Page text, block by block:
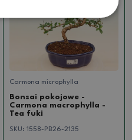
Carmona microphylla
Bonsai pokojowe -
Carmona macrophylla -
Tea fuki
SKU: 1558-PB26-2135